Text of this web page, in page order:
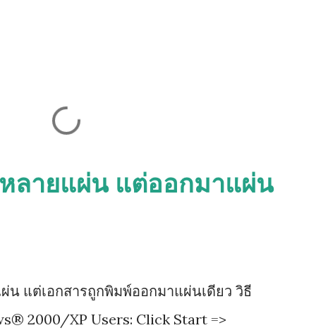
ลายแผ่น แต่ออกมาแผ่น
น แต่เอกสารถูกพิมพ์ออกมาแผ่นเดียว วิธี
2000/XP Users: Click Start =>